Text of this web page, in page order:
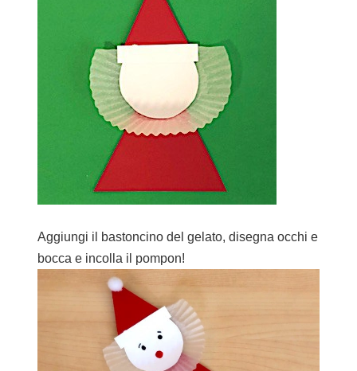
Aggiungi il bastoncino del gelato, disegna occhi e
bocca e incolla il pompon!